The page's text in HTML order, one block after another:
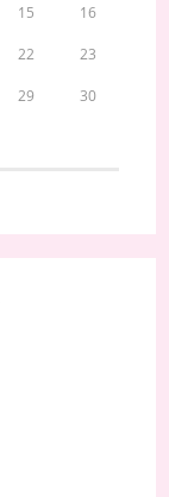
15 16
22 23
29 30